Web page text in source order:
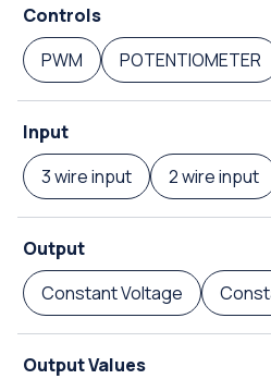
Controls
PWM
POTENTIOMETER
Input
3 wire input
2 wire input
Output
Constant Voltage
Output Values